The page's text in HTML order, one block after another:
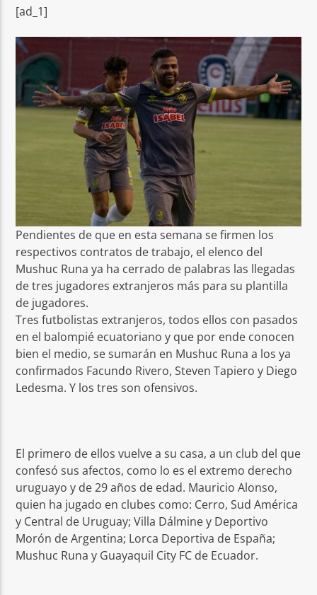
Señal FM
[ad_1]
Pendientes de que en esta semana se firmen los
respectivos contratos de trabajo, el elenco del
Mushuc Runa ya ha cerrado de palabras las llegadas
de tres jugadores extranjeros más para su plantilla
de jugadores.
Tres futbolistas extranjeros, todos ellos con pasados
en el balompié ecuatoriano y que por ende conocen
bien el medio, se sumarán en Mushuc Runa a los ya
confirmados Facundo Rivero, Steven Tapiero y Diego
Ledesma. Y los tres son ofensivos.
El primero de ellos vuelve a su casa, a un club del que
confesó sus afectos, como lo es el extremo derecho
uruguayo y de 29 años de edad. Mauricio Alonso,
quien ha jugado en clubes como: Cerro, Sud América
y Central de Uruguay; Villa Dálmine y Deportivo
Morón de Argentina; Lorca Deportiva de España;
Mushuc Runa y Guayaquil City FC de Ecuador.